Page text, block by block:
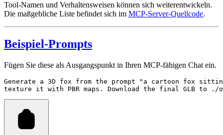
Tool-Namen und Verhaltensweisen können sich weiterentwickeln.
Die maßgebliche Liste befindet sich im MCP-Server-Quellcode.
Beispiel-Prompts
Fügen Sie diese als Ausgangspunkt in Ihren MCP-fähigen Chat ein.
Generate a 3D fox from the prompt "a cartoon fox